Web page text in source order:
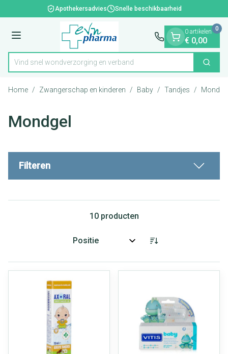
Ga naar de inhoudApothekersadvies Snelle beschikbaarheid
Menu
Product, merk, categorie...
Vind snel wondverzorging en verband Zoek
0 artikelen
€ 0,00
0
Home / Zwangerschap en kinderen / Baby / Tandjes /
Mondgel
Filteren
10producten
Sorteer op: